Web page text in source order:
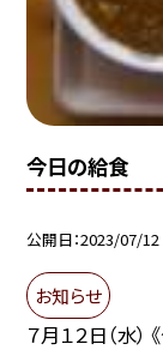
今日の給食
公開日 2023/07/12
お知らせ
７月１２日（水